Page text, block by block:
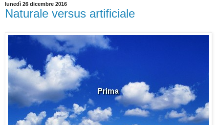
lunedì 26 dicembre 2016
Naturale versus artificiale